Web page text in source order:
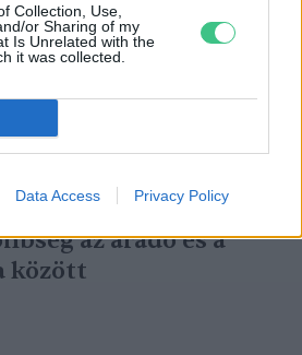
Collection, Use,
or Sharing of my
Is Unrelated with the
it was collected.
Data Access Privacy Policy
sújtja Nagy-
mutatja meg,
az áradó és a
között